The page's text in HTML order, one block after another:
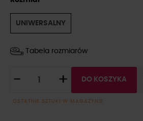
UNIWERSALNY
Tabela rozmiarów
- + DO KOSZYKA
OSTATNIE SZTUKI W MAGAZYNIE